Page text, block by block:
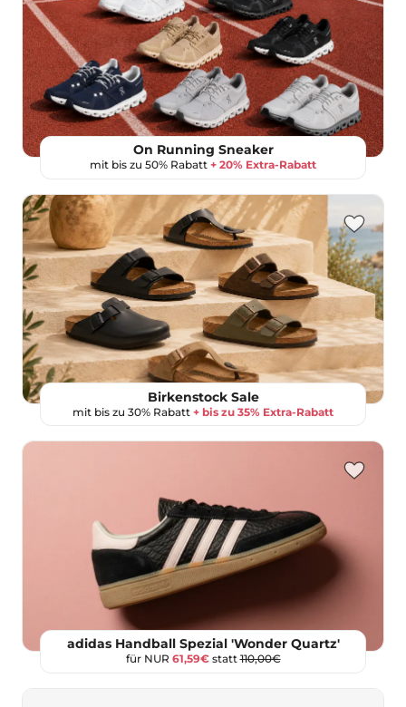
On Running Sneaker
mit bis zu 50% Rabatt + 20% Extra-Rabatt
Birkenstock Sale
mit bis zu 30% Rabatt + bis zu 35% Extra-Rabatt
adidas Handball Spezial 'Wonder Quartz'
für NUR 61,59€statt110,00€